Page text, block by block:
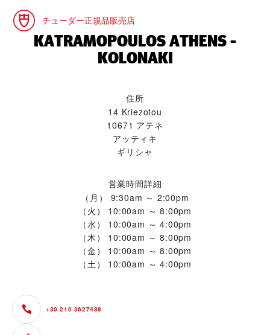
チューダー正規品販売店
‭KATRAMOPOULOS ATHENS -
KOLONAKI‬
住所
14 Kriezotou
10671 アテネ
アッティキ
ギリシャ
営業時間詳細
（月）
9:30am ～ 2:00pm
（火）
10:00am ～ 8:00pm
（水）
10:00am ～ 4:00pm
（木）
10:00am ～ 8:00pm
（金）
10:00am ～ 8:00pm
（土）
10:00am ～ 4:00pm
+30 210 3627488